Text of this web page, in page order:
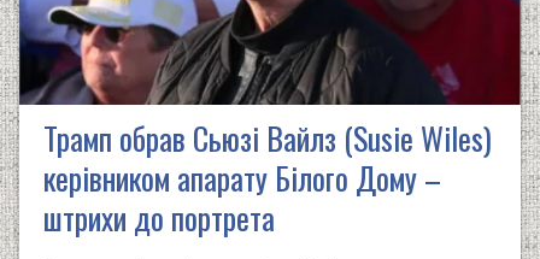
Трамп обрав Сьюзі Вайлз (Susie Wiles)
керівником апарату Білого Дому –
штрихи до портрета